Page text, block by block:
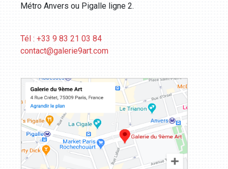
Métro Anvers ou Pigalle ligne 2.
Tél : +33 9 83 21 03 84
contact@galerie9art.com